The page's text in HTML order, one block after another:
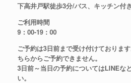
下高井戸駅徒歩3分/バス、キッチン付
ご利用時間
9：00-19：00
ご予約は3日前まで受け付けておりま
ちらからご予約できません。
3日前～当日の予約についてはLINEな
い。